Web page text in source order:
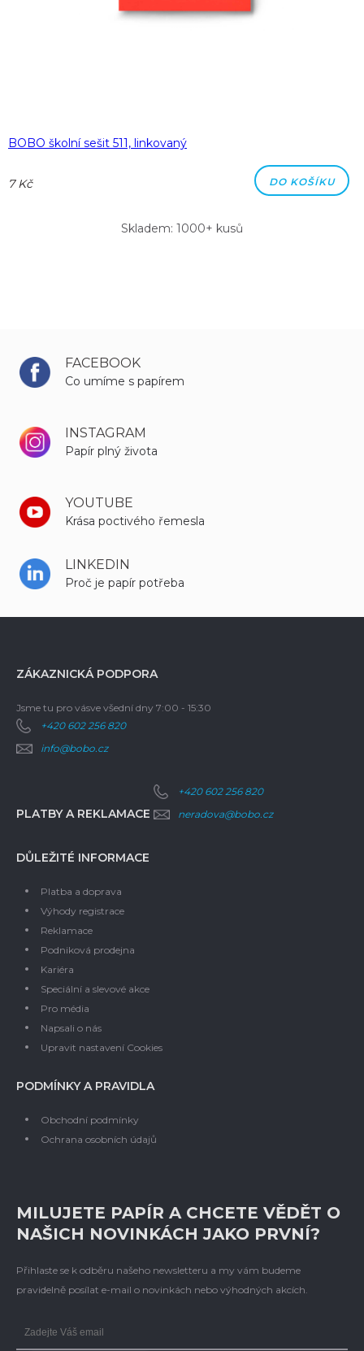
BOBO školní sešit 511, linkovaný
7 Kč DO KOŠÍKU
Skladem: 1000+ kusů
FACEBOOK
Co umíme s papírem
INSTAGRAM
Papír plný života
YOUTUBE
Krása poctivého řemesla
LINKEDIN
Proč je papír potřeba
ZÁKAZNICKÁ PODPORA
Jsme tu pro vásve všední dny 7:00 - 15:30
+420 602 256 820
info@bobo.cz
PLATBY A REKLAMACE
+420 602 256 820
neradova@bobo.cz
DŮLEŽITÉ INFORMACE
Platba a doprava
Výhody registrace
Reklamace
Podniková prodejna
Kariéra
Speciální a slevové akce
Pro média
Napsali o nás
Upravit nastavení Cookies
PODMÍNKY A PRAVIDLA
Obchodní podmínky
Ochrana osobních údajů
MILUJETE PAPÍR A CHCETE VĚDĚT O
NAŠICH NOVINKÁCH JAKO PRVNÍ?
Přihlaste se k odběru našeho newsletteru a my vám budeme
pravidelně posílat e-mail o novinkách nebo výhodných akcích.